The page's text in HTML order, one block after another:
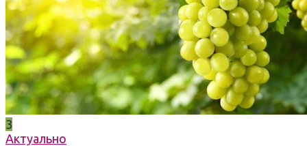
3
Актуально